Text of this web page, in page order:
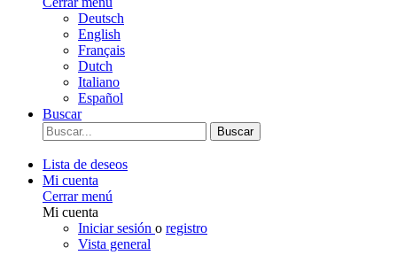
Deutsch
English
Français
Dutch
Italiano
Español
Buscar
Buscar
Lista de deseos
Mi cuenta
Cerrar menú
Mi cuenta
Iniciar sesión o registro
Vista general